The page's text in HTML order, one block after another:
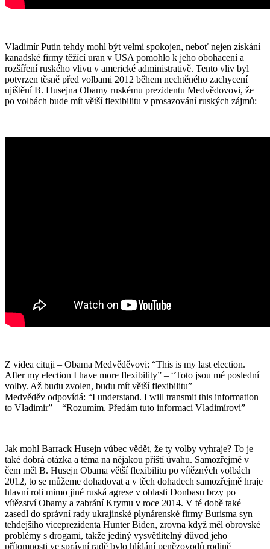
Vladimír Putin tehdy mohl být velmi spokojen, neboť nejen získání
kanadské firmy těžící uran v USA pomohlo k jeho obohacení a
rozšíření ruského vlivu v americké administrativě. Tento vliv byl
potvrzen těsně před volbami 2012 během nechtěného zachycení
ujištění B. Husejna Obamy ruskému prezidentu Medvědovovi, že
po volbách bude mít větší flexibilitu v prosazování ruských zájmů:
Z videa cituji – Obama Medvěděvovi: “This is my last election.
After my election I have more flexibility” – “Toto jsou mé poslední
volby. Až budu zvolen, budu mít větší flexibilitu”
Medvěděv odpovídá: “I understand. I will transmit this information
to Vladimir” – “Rozumím. Předám tuto informaci Vladimírovi”
Jak mohl Barrack Husejn vůbec vědět, že ty volby vyhraje? To je
také dobrá otázka a téma na nějakou příští úvahu. Samozřejmě v
čem měl B. Husejn Obama větší flexibilitu po vítězných volbách
2012, to se můžeme dohadovat a v těch dohadech samozřejmě hraje
hlavní roli mimo jiné ruská agrese v oblasti Donbasu brzy po
vítězství Obamy a zabrání Krymu v roce 2014. V té době také
zasedl do správní rady ukrajinské plynárenské firmy Burisma syn
tehdejšího viceprezidenta Hunter Biden, zrovna když měl obrovské
problémy s drogami, takže jediný vysvětlitelný důvod jeho
přítomnosti ve správní radě bylo hlídání penězovodů rodině